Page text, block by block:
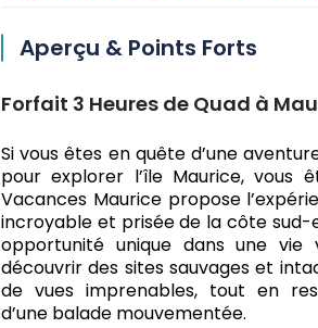
Aperçu & Points Forts
Forfait 3 Heures de Quad à
Si vous êtes en quête d’une
pour explorer l’île Maurice, vous
Vacances Maurice propose
incroyable et prisée de la côte
opportunité unique dans une
découvrir des sites sauvages et
de vues imprenables, tout en
d’une balade mouvementée.